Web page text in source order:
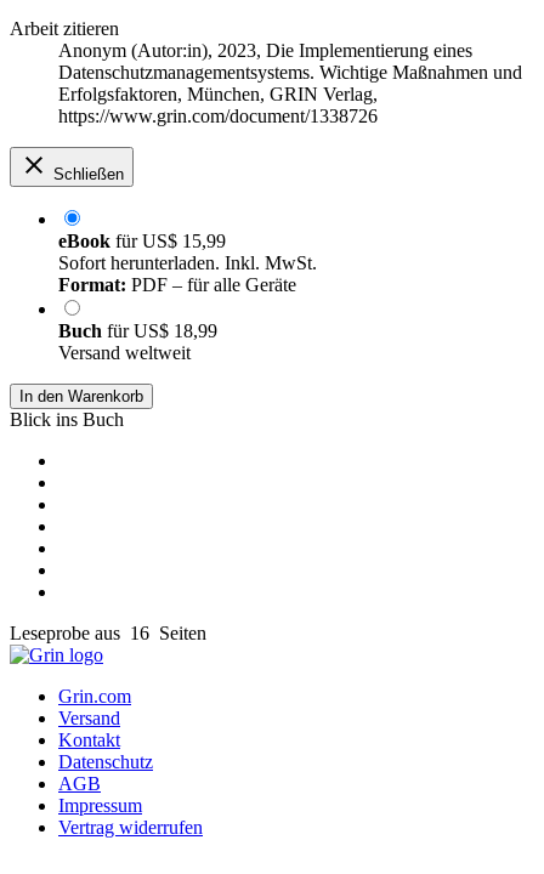
Arbeit zitieren
Anonym (Autor:in), 2023, Die Implementierung eines
Datenschutzmanagementsystems. Wichtige Maßnahmen und
Erfolgsfaktoren, München, GRIN Verlag,
https://www.grin.com/document/1338726
Schließen
eBook fürUS$ 15,99
Sofort herunterladen. Inkl. MwSt.
Format: PDF – für alle Geräte
Buch fürUS$ 18,99
Versand weltweit
In den Warenkorb
Blick ins Buch
Leseprobe aus 16 Seiten
Grin.com
Versand
Kontakt
Datenschutz
AGB
Impressum